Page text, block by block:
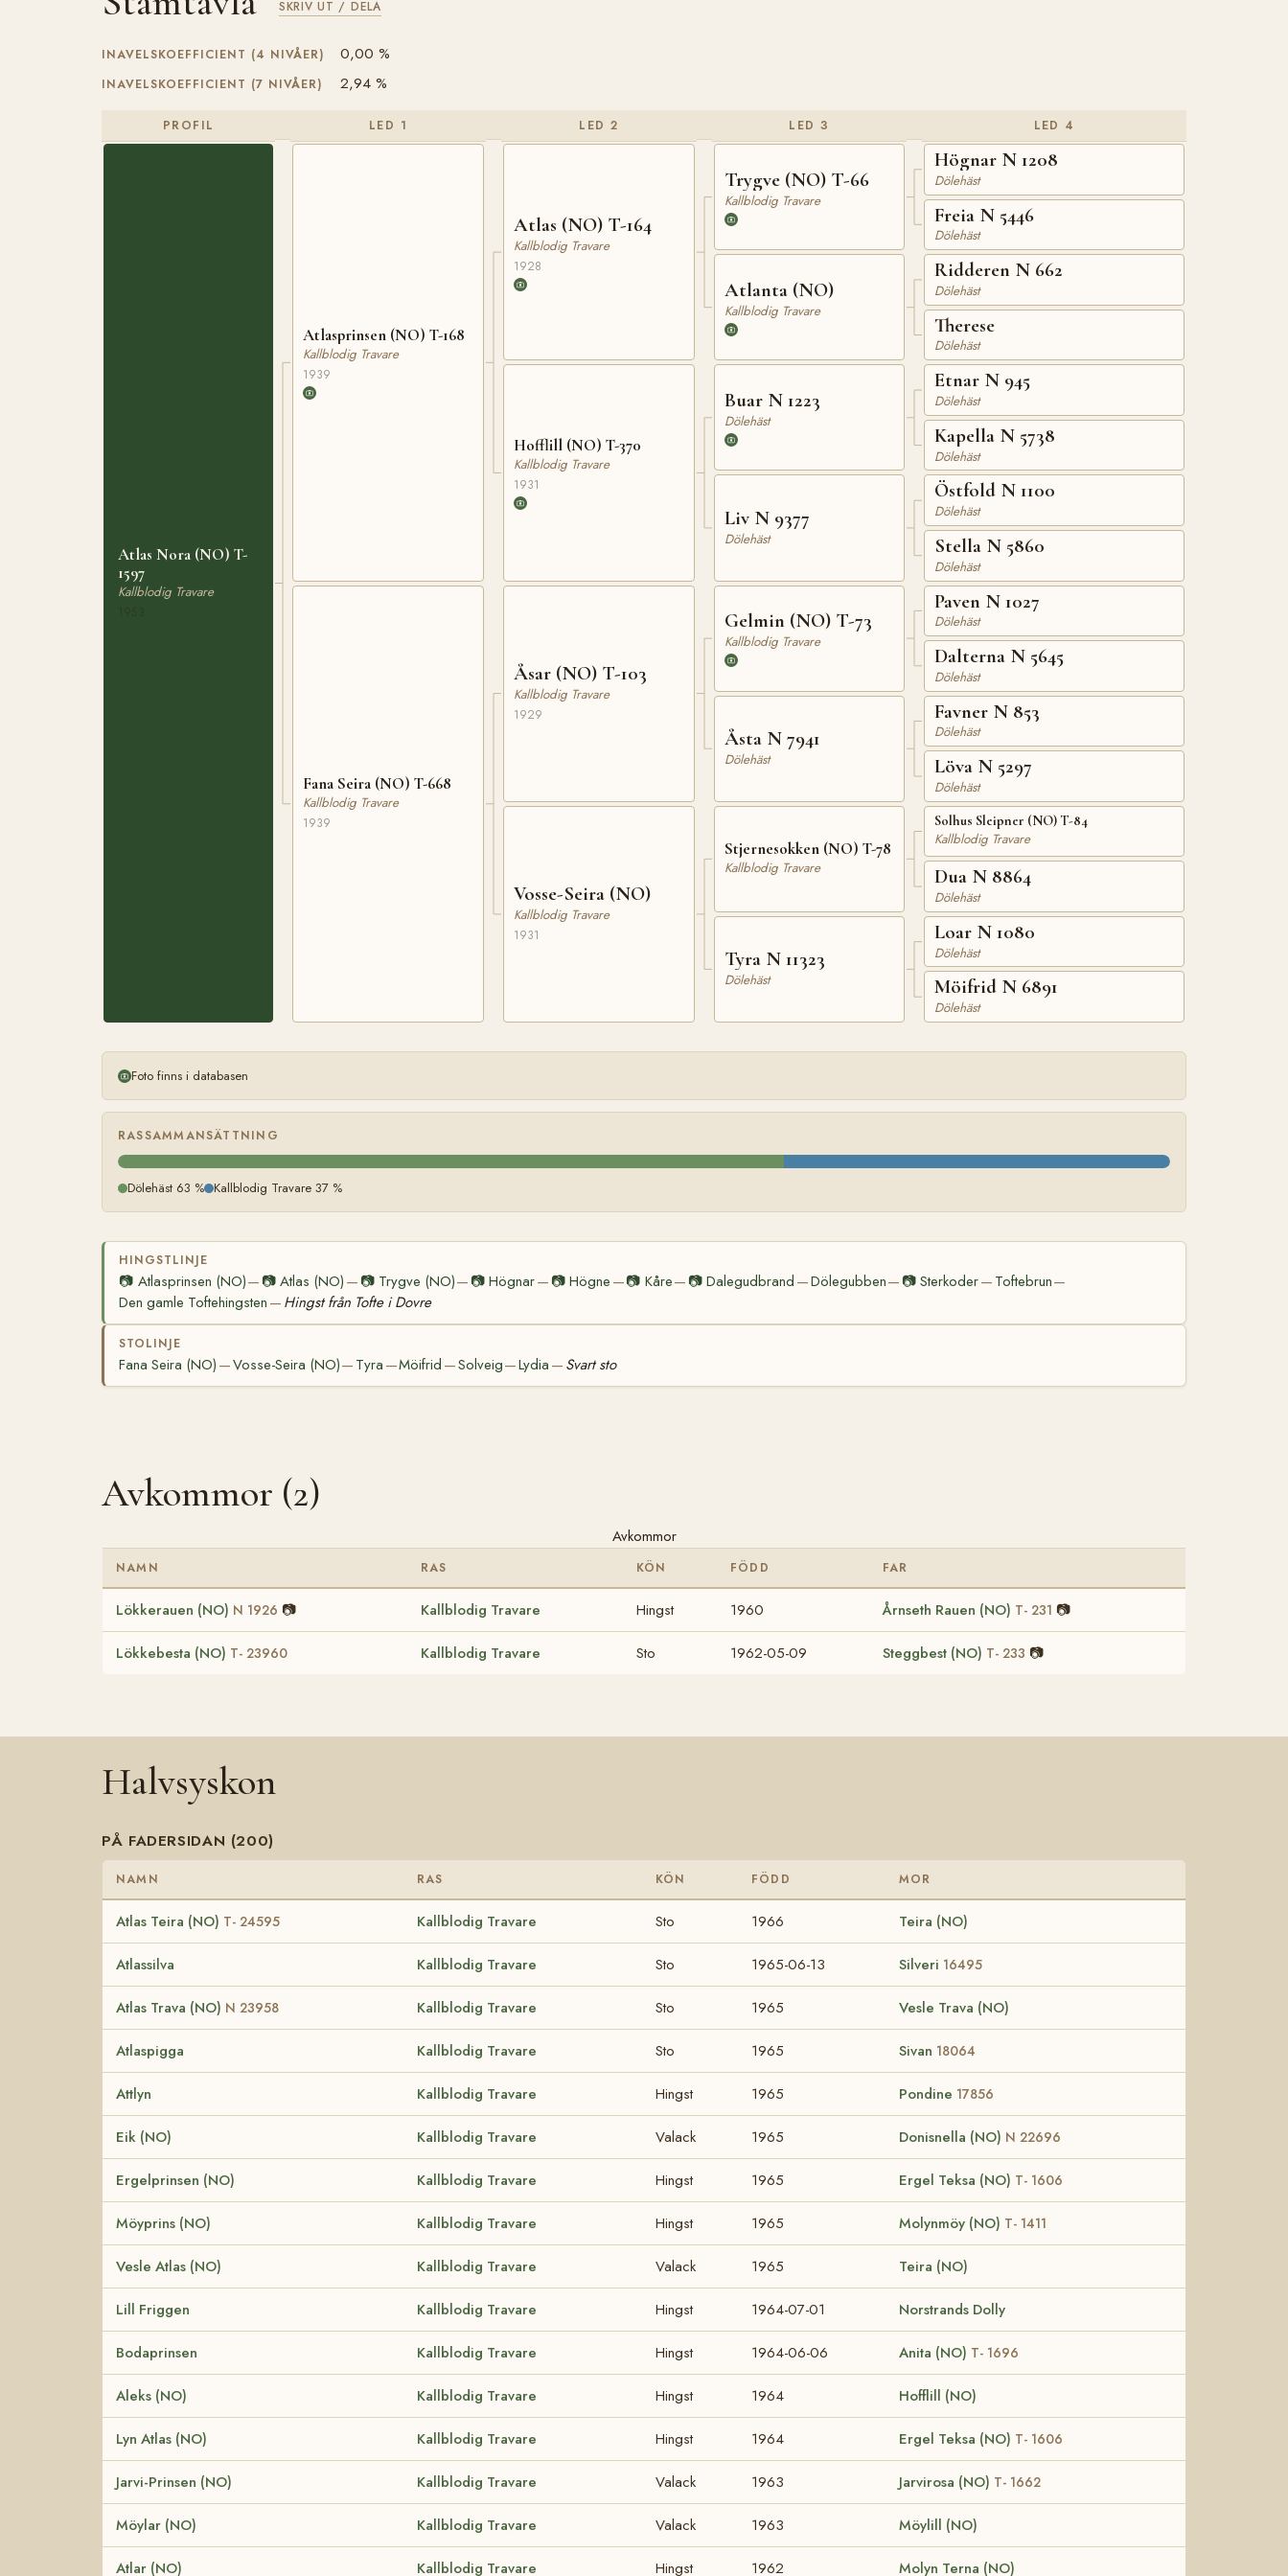
SKRIV UT / DELA
INAVELSKOEFFICIENT (4 NIVÅER) 0,00 %
INAVELSKOEFFICIENT (7 NIVÅER) 2,94 %
PROFIL
Atlas Nora (NO) T-
1597
Kallblodig Travare
LED 1
Atlasprinsen (NO) T-168
Kallblodig Travare
1939
Fana Seira (NO) T-668
Kallblodig Travare
1939
LED 2
Atlas (NO) T-164
Kallblodig Travare
1928
Hofflill (NO) T-370
Kallblodig Travare
1931
Åsar (NO) T-103
Kallblodig Travare
1929
Vosse-Seira (NO)
Kallblodig Travare
1931
LED 3
Trygve (NO) T-66
Kallblodig Travare
Atlanta (NO)
Kallblodig Travare
Buar N 1223
Dölehäst
Liv N 9377
Dölehäst
Gelmin (NO) T-73
Kallblodig Travare
Åsta N 7941
Dölehäst
Stjernesokken (NO) T-78
Kallblodig Travare
Tyra N 11323
Dölehäst
LED 4
Högnar N 1208
Dölehäst
Freia N 5446
Dölehäst
Ridderen N 662
Dölehäst
Therese
Dölehäst
Etnar N 945
Dölehäst
Kapella N 5738
Dölehäst
Östfold N 1100
Dölehäst
Stella N 5860
Dölehäst
Paven N 1027
Dölehäst
Dalterna N 5645
Dölehäst
Favner N 853
Dölehäst
Löva N 5297
Dölehäst
Solhus Sleipner (NO) T-84
Kallblodig Travare
Dua N 8864
Dölehäst
Loar N 1080
Dölehäst
Möifrid N 6891
Dölehäst
Foto finns i databasen
RASSAMMANSÄTTNING
Dölehäst 63 % Kallblodig Travare 37 %
HINGSTLINJE
📷 Atlasprinsen (NO)— 📷Atlas (NO) — 📷 Trygve (NO)— 📷 Högnar— 📷Högne —📷 Kåre— 📷Dalegudbrand —Dölegubben— 📷Sterkoder— Toftebrun—
Den gamle Toftehingsten — Hingst från Tofte i Dovre
STOLINJE
Fana Seira (NO) —Vosse-Seira (NO)— Tyra —Möifrid —Solveig—Lydia — Svart sto
Avkommor (2)
Avkommor
NAMN RAS KÖN FÖDD FAR
Lökkerauen (NO) N 1926 📷 Kallblodig Travare Hingst 1960 Årnseth Rauen (NO) T- 231 📷
Lökkebesta (NO) T- 23960 Kallblodig Travare Sto 1962-05-09 Steggbest (NO) T- 233 📷
Halvsyskon
PÅ FADERSIDAN (200)
NAMN RAS KÖN FÖDD MOR
Atlas Teira (NO) T- 24595 Kallblodig Travare Sto 1966 Teira (NO)
Atlassilva Kallblodig Travare Sto 1965-06-13 Silveri 16495
Atlas Trava (NO) N 23958 Kallblodig Travare Sto 1965 Vesle Trava (NO)
Atlaspigga Kallblodig Travare Sto 1965 Sivan 18064
Attlyn Kallblodig Travare Hingst 1965 Pondine 17856
Eik (NO) Kallblodig Travare Valack 1965 Donisnella (NO) N 22696
Ergelprinsen (NO) Kallblodig Travare Hingst 1965 Ergel Teksa (NO) T- 1606
Möyprins (NO) Kallblodig Travare Hingst 1965 Molynmöy (NO) T- 1411
Vesle Atlas (NO) Kallblodig Travare Valack 1965 Teira (NO)
Lill Friggen Kallblodig Travare Hingst 1964-07-01 Norstrands Dolly
Bodaprinsen Kallblodig Travare Hingst 1964-06-06 Anita (NO) T- 1696
Aleks (NO) Kallblodig Travare Hingst 1964 Hofflill (NO)
Lyn Atlas (NO) Kallblodig Travare Hingst 1964 Ergel Teksa (NO) T- 1606
Jarvi-Prinsen (NO) Kallblodig Travare Valack 1963 Jarvirosa (NO) T- 1662
Möylar (NO) Kallblodig Travare Valack 1963 Möylill (NO)
Atlar (NO) Kallblodig Travare Hingst 1962 Molyn Terna (NO)